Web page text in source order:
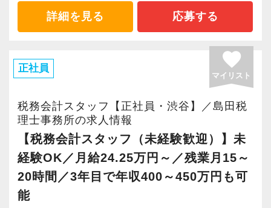
ほど、仲が良くて明るいのが当社の特徴です。
実践型インターンは成⻑性を重視していて、や
とを第一に考えています。
将来会計事務所で活躍したい熱い想いのある
【実務型研修・教育制度充実！学生の間に、こ
れからの会計業界で生き残るために必要な専門
性を磨けます】
会計業界はいずれコンピューターやAIに取って
変わられる職業と言われています。
取得しました。
「職場環境改善宣言企業」と「経営労務診断実
い環境づくりを積極的に推進していきます。
長く安心して働ける環境を用意してお待ちして
ませんか？
【渋谷の事務所はこんなオフィスです】
2021年6月にオープンしたオフィス。
新宿オフィスの精鋭スタッフが立ち上げメンバ
ーとして運営をスタートしました。
当事務所はクライアントは業種・規模ともに多
種多様です。
渋谷という立地柄、スタートアップやIT系企業
が多く、スピード感のある実務経験を積むこと
意欲と実力次第で、新規顧客対応や提案業務に
も早期から関わることが可能です。
税務だけでなく、コミュニケーション力・提案
力も磨ける環境です。
詳細を見る 応募する
正社員 favorite
マイリスト
税務会計スタッフ【正社員・渋谷】／島田税
理士事務所の求人情報
【税務会計スタッフ（未経験歓迎）】未
経験OK／月給24.25万円～／残業月15～
20時間／3年目で年収400～450万円も可
能